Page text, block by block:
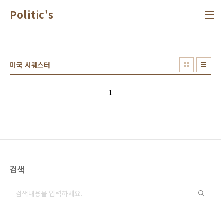
Politic's
미국 시퀘스터
1
검색